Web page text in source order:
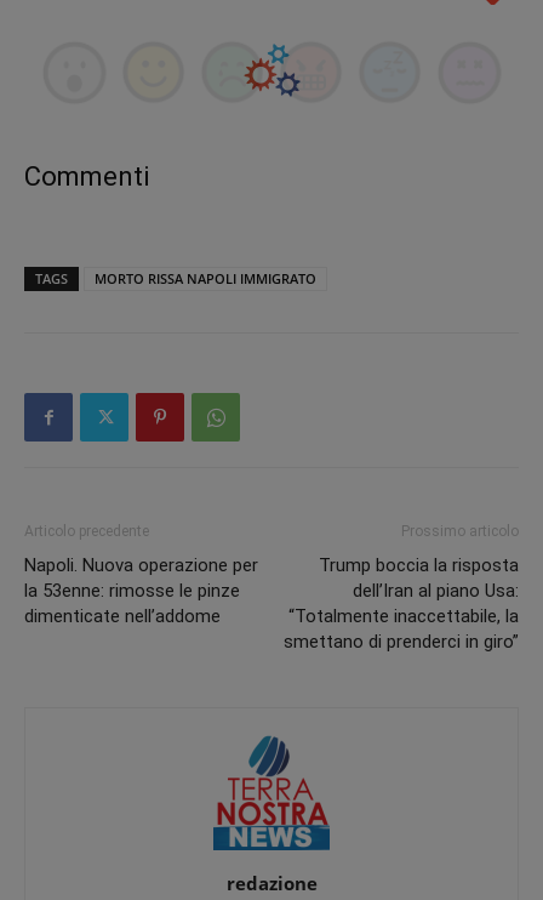
Commenti
TAGS MORTO RISSA NAPOLI IMMIGRATO
Articolo precedente
Napoli. Nuova operazione per
la 53enne: rimosse le pinze
dimenticate nell’addome
Prossimo articolo
Trump boccia la risposta
dell’Iran al piano Usa:
“Totalmente inaccettabile, la
smettano di prenderci in giro”
redazione